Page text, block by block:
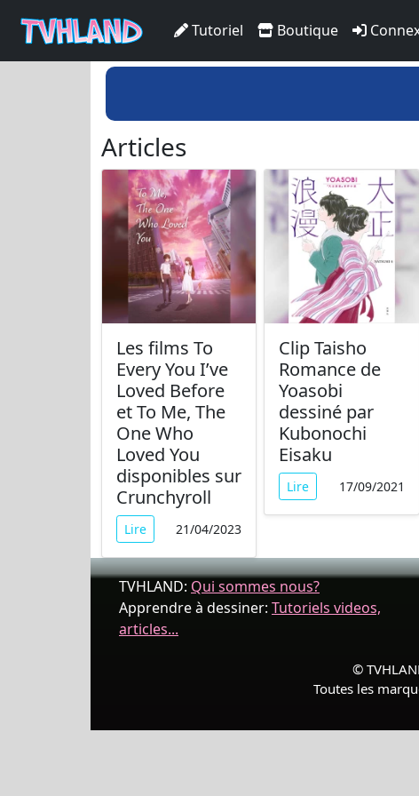
Tutoriel Boutique
Articles
Les films To
Every You I’ve
Loved Before
et To Me, The
One Who
Loved You
disponibles sur
Crunchyroll
Lire 21/04/2023
Clip Taisho
Romance de
Yoasobi
dessiné par
Kubonochi
Eisaku
Lire 17/09/2021
TVHLAND: Qui sommes nous?
Apprendre à dessiner: Tutoriels videos,
articles...
©
Toutes les